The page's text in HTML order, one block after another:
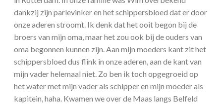
dankzij zijn parlevinker en het schippersbloed dat er door
onze aderen stroomt. Ik denk dat het ooit begon bij de
broers van mijn oma, maar het zou ook bij de ouders van
oma begonnen kunnen zijn. Aan mijn moeders kant zit het
schippersbloed dus flink in onze aderen, aan de kant van
mijn vader helemaal niet. Zo ben ik toch opgegroeid op
het water met mijn vader als schipper en mijn moeder als
kapitein, haha. Kwamen we over de Maas langs Belfeld